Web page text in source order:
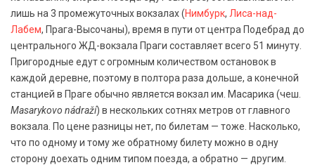
лишь на 3 промежуточных вокзалах (Нимбурк, Лиса-над-
Лабем, Прага-Высочаны), время в пути от центра Подебрад до
центрального ЖД-вокзала Праги составляет всего 51 минуту.
Пригородные едут с огромным количеством остановок в
каждой деревне, поэтому в полтора раза дольше, а конечной
станцией в Праге обычно является вокзал им. Масарика (чеш.
Masarykovo nádraží) в нескольких сотнях метров от главного
вокзала. По цене разницы нет, по билетам — тоже. Насколько,
что по одному и тому же обратному билету можно в одну
сторону доехать одним типом поезда, а обратно — другим.